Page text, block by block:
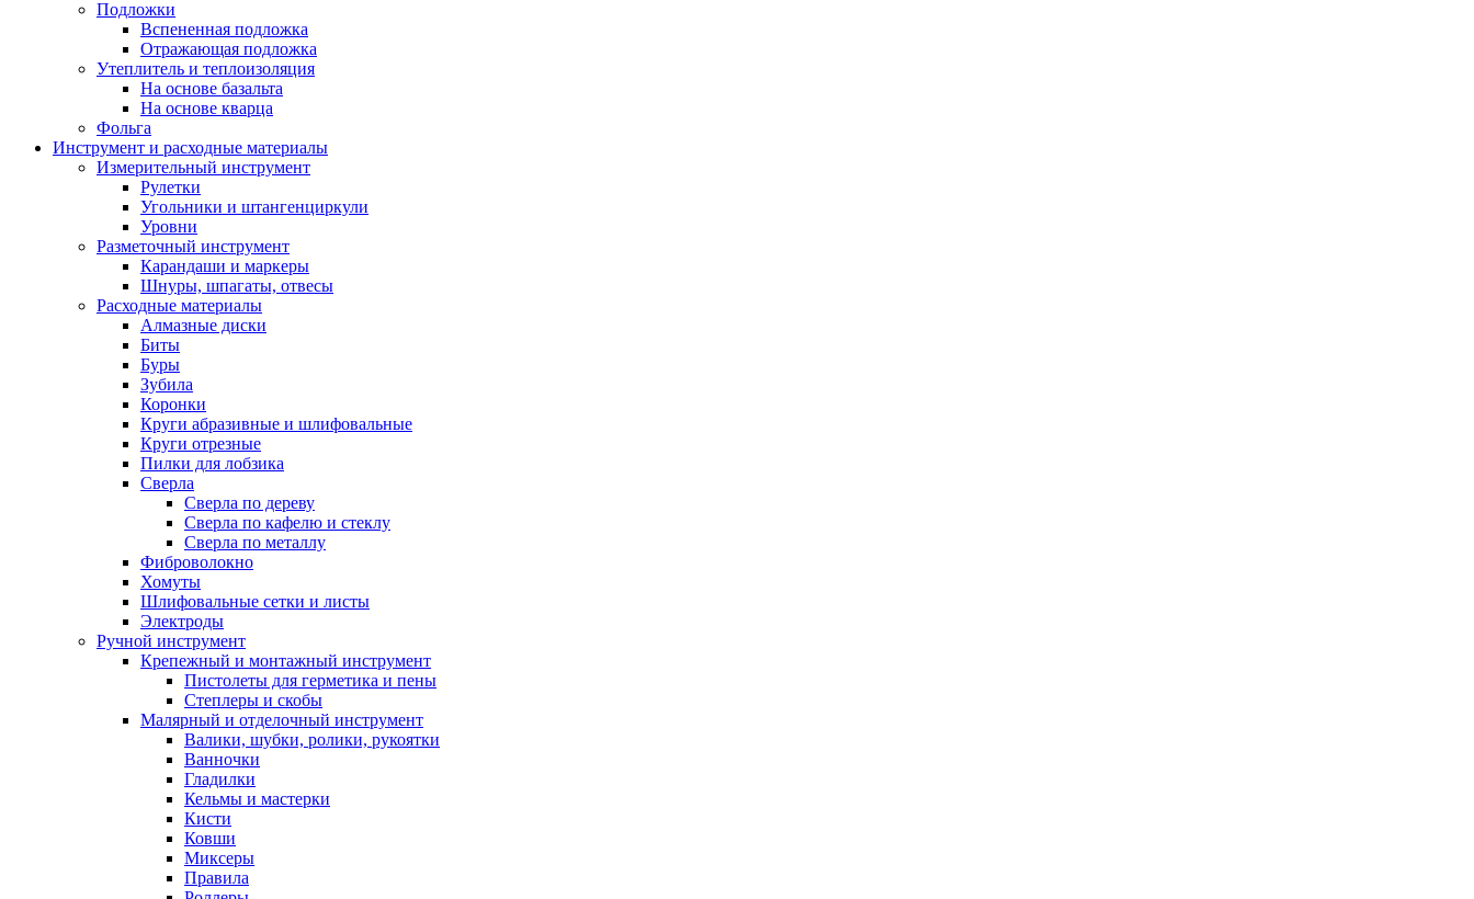
Подложки
Вспененная подложка
Отражающая подложка
Утеплитель и теплоизоляция
На основе базальта
На основе кварца
Фольга
Инструмент и расходные материалы
Измерительный инструмент
Рулетки
Угольники и штангенциркули
Уровни
Разметочный инструмент
Карандаши и маркеры
Шнуры, шпагаты, отвесы
Расходные материалы
Алмазные диски
Биты
Буры
Зубила
Коронки
Круги абразивные и шлифовальные
Круги отрезные
Пилки для лобзика
Сверла
Сверла по дереву
Сверла по кафелю и стеклу
Сверла по металлу
Фиброволокно
Хомуты
Шлифовальные сетки и листы
Электроды
Ручной инструмент
Крепежный и монтажный инструмент
Пистолеты для герметика и пены
Степлеры и скобы
Малярный и отделочный инструмент
Валики, шубки, ролики, рукоятки
Ванночки
Гладилки
Кельмы и мастерки
Кисти
Ковши
Миксеры
Правила